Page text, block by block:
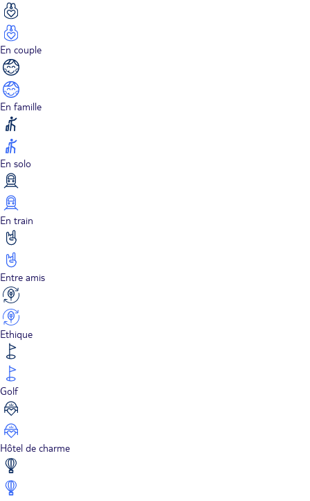
En couple
En famille
En solo
En train
Entre amis
Ethique
Golf
Hôtel de charme